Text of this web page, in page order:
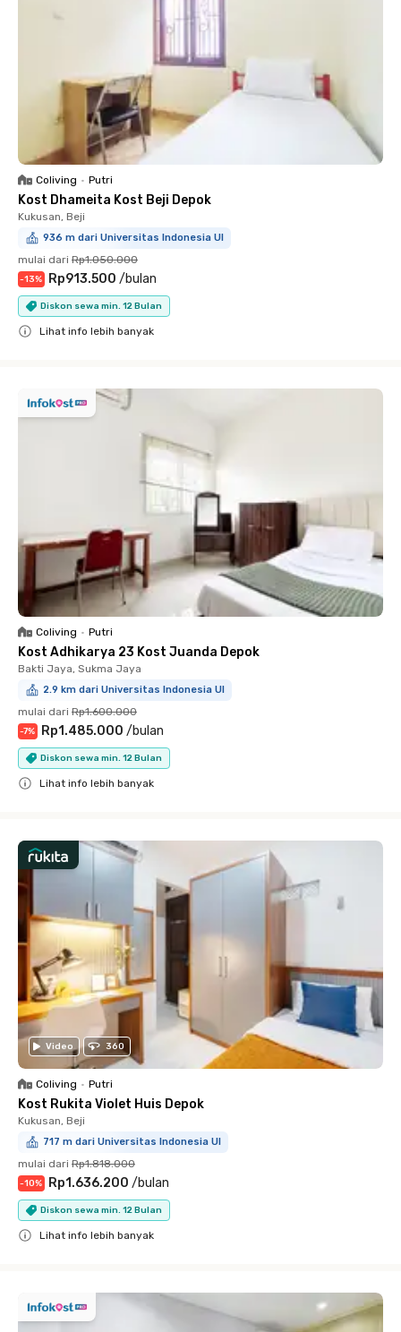
Coliving • Putri
Kost Dhameita Kost Beji Depok
Kukusan, Beji
936 m dari Universitas Indonesia UI
mulai dari Rp1.050.000
-13% Rp913.500 /bulan
Diskon sewa min. 12 Bulan
Lihat info lebih banyak
Coliving • Putri
Kost Adhikarya 23 Kost Juanda Depok
Bakti Jaya, Sukma Jaya
2.9 km dari Universitas Indonesia UI
mulai dari Rp1.600.000
-7% Rp1.485.000 /bulan
Diskon sewa min. 12 Bulan
Lihat info lebih banyak
Video 360
Coliving • Putri
Kost Rukita Violet Huis Depok
Kukusan, Beji
717 m dari Universitas Indonesia UI
mulai dari Rp1.818.000
-10% Rp1.636.200 /bulan
Diskon sewa min. 12 Bulan
Lihat info lebih banyak